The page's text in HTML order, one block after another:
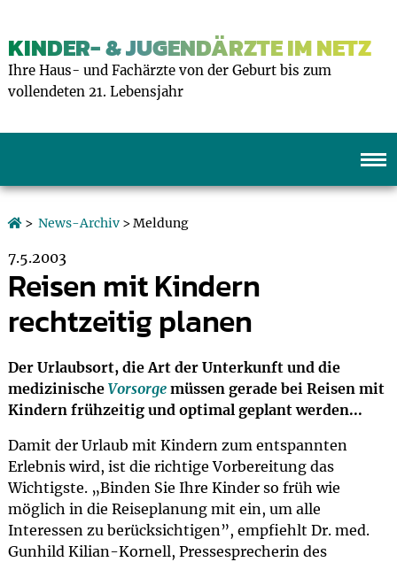
KINDER- & JUGENDÄRZTE IM NETZ
Ihre Haus- und Fachärzte von der Geburt bis zum
vollendeten 21. Lebensjahr
> News-Archiv> Meldung
7.5.2003
Reisen mit Kindern
rechtzeitig planen
Der Urlaubsort, die Art der Unterkunft und die
medizinische Vorsorgemüssen gerade bei Reisen mit
Kindern frühzeitig und optimal geplant werden...
Damit der Urlaub mit Kindern zum entspannten
Erlebnis wird, ist die richtige Vorbereitung das
Wichtigste. „Binden Sie Ihre Kinder so früh wie
möglich in die Reiseplanung mit ein, um alle
Interessen zu berücksichtigen”, empfiehlt Dr. med.
Gunhild Kilian-Kornell, Pressesprecherin des